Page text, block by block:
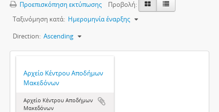
Προεπισκόπηση εκτύπωσης
Προβολή:
Ταξινόμηση κατά: Ημερομηνία έναρξης
Direction: Ascending
Αρχείο Κέντρου Αποδήμων
Μακεδόνων
Αρχείο Κέντρου Αποδήμων
Μακεδόνων